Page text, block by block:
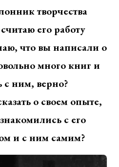
творчества
его работу
что вы написали о
много книг и
с ним, верно?
о своем опыте,
с его
и с ним самим?